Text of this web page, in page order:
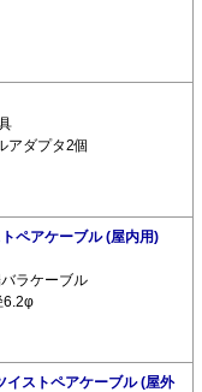
アダプタ2個
ペアケーブル (屋内用)
ラケーブル
6.2φ
イストペアケーブル (屋外